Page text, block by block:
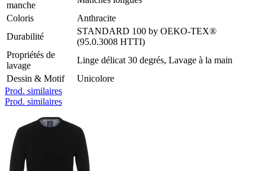
manche
Coloris
Anthracite
Durabilité
STANDARD 100 by OEKO-TEX®
(95.0.3008 HTTI)
Propriétés de
lavage
Linge délicat 30 degrés, Lavage à la main
Dessin & Motif
Unicolore
Prod. similaires
Prod. similaires